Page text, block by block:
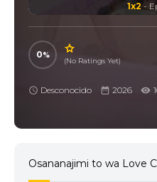
1x2 -
0
(No Ratings Yet)
Desconocido 2026
Osananajimi to wa Love